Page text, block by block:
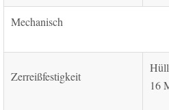
Mechanisch
Zerreißfestigkeit
16